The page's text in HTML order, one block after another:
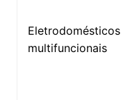
Eletrodomésticos
multifuncionais